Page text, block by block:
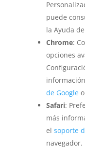
puede
la Ayuda
Chrome:
opciones
de Googleo
Safari:
más
el soporte
navegador.